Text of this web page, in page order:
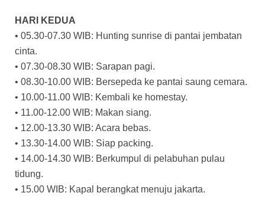
HARI KEDUA
• 05.30-07.30 WIB: Hunting sunrise di pantai jembatan
cinta.
• 07.30-08.30 WIB: Sarapan pagi.
• 08.30-10.00 WIB: Bersepeda ke pantai saung cemara.
• 10.00-11.00 WIB: Kembali ke homestay.
• 11.00-12.00 WIB: Makan siang.
• 12.00-13.30 WIB: Acara bebas.
• 13.30-14.00 WIB: Siap packing.
• 14.00-14.30 WIB: Berkumpul di pelabuhan pulau
tidung.
• 15.00 WIB: Kapal berangkat menuju jakarta.